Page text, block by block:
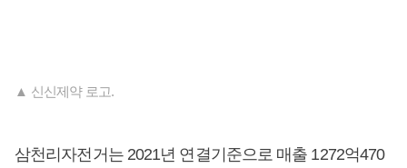
▲ 신신제약 로고.
삼천리자전거는 2021년 연결기준으로 매출 1272억470